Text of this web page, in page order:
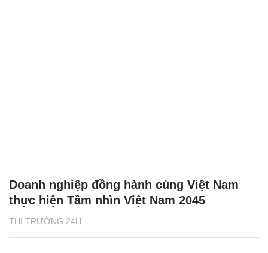
THỊ TRƯỜNG 24H
Doanh nghiệp đồng hành cùng Việt Nam
thực hiện Tầm nhìn Việt Nam 2045